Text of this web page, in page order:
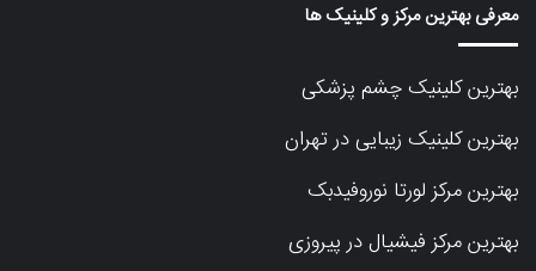
معرفی بهترین مرکز و کلینیک ها
بهترین کلینیک چشم پزشکی
بهترین کلینیک زیبایی در تهران
بهترین مرکز لورتا نوروفیدبک
بهترین مرکز فیشیال در پیروزی